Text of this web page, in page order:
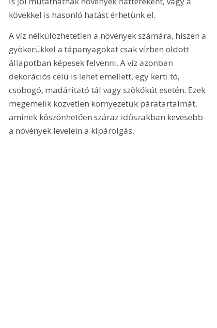
kövekkel is hasonló hatást érhetünk el.
A víz nélkülözhetetlen a növények számára, hiszen a
gyökerükkel a tápanyagokat csak vízben oldott
állapotban képesek felvenni. A víz azonban
dekorációs célú is lehet emellett, egy kerti tó,
csobogó, madáritató tál vagy szökőkút esetén. Ezek
megemelik közvetlen környezetük páratartalmát,
aminek köszönhetően száraz időszakban kevesebb
a növények levelein a kipárolgás.